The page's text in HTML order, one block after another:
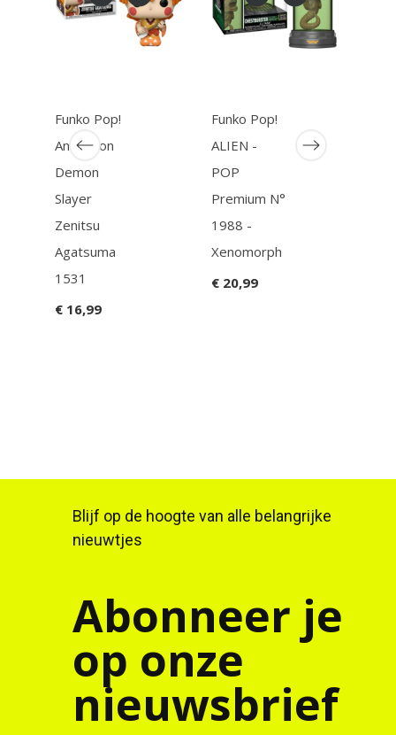
Funko Pop!
Animation
Demon
Slayer
Zenitsu
Agatsuma
1531
€ 16,99
Funko Pop!
ALIEN -
POP
Premium N°
1988 -
Xenomorph
€ 20,99
Blijf op de hoogte van alle belangrijke
nieuwtjes
Abonneer je
op onze
nieuwsbrief